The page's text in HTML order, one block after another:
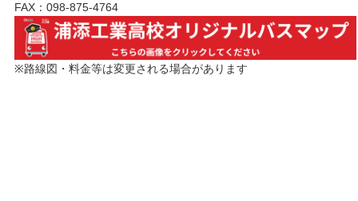
FAX：098-875-4764
※路線図・料金等は変更される場合があります